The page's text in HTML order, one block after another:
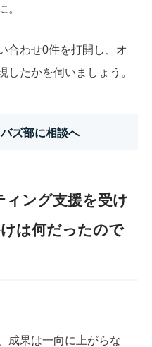
。
合わせ0件を打開し、オ
したかを伺いましょう。
ズ部に相談へ
ング支援を受け
は何だったので
成果は一向に上がらな